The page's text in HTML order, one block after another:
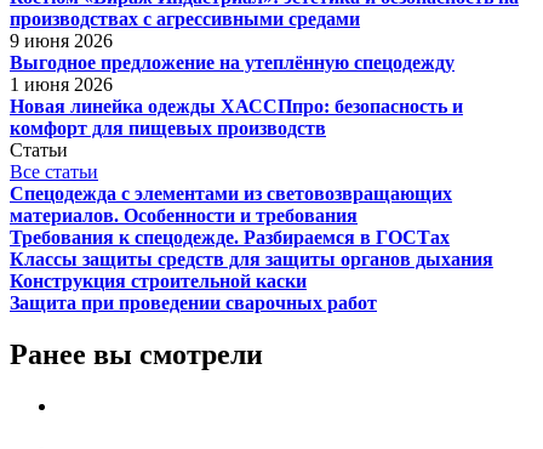
производствах с агрессивными средами
9 июня 2026
Выгодное предложение на утеплённую спецодежду
1 июня 2026
Новая линейка одежды ХАССПпро: безопасность и
комфорт для пищевых производств
Статьи
Все статьи
Спецодежда с элементами из световозвращающих
материалов. Особенности и требования
Требования к спецодежде. Разбираемся в ГОСТах
Классы защиты средств для защиты органов дыхания
Конструкция строительной каски
Защита при проведении сварочных работ
Ранее вы смотрели